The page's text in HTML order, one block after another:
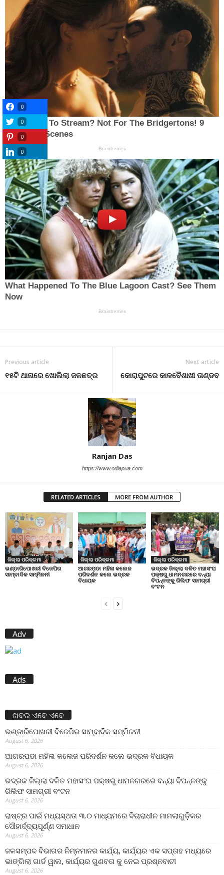
Previous article
୧୫ଟି ଥାନାରେ ଖୋଲିଲା ଜଳଛତ୍ର
Next article
କୋରାପୁଟରେ କାଳବୈଶାଖୀ ତାଣ୍ଡବ
Ranjan Das
https://www.odiapua.com
RELATED ARTICLES MORE FROM AUTHOR
ଜିଲ୍ଲା ପରିକ୍ରମା
ଭଣ୍ଡାରିପୋଖରୀ ବିଜେପିର
ସାମ୍ବାଦିକ ସମ୍ମିଳନୀ
ଜିଲ୍ଲା ପରିକ୍ରମା
ଆଗରପଡା ମହିଳା କଲେଜ
ପରିଦର୍ଶନ କଲେ ଭଦ୍ରକ
ବିଧାୟକ
ଜିଲ୍ଲା ପରିକ୍ରମା
ଭଦ୍ରକ ଜିଲ୍ଲା ଦଳିତ ମହାସଂଘ
ପକ୍ଷରୁ ଧାମନଗରରେ ବନ୍ୟା
ବିପନ୍ନଙ୍କୁ ରିଲିଫ ସାମଗ୍ରୀ
ବଂଟନ
Adv
Ads
ଖବର ଏବେ ଏବେ
ଭଣ୍ଡାରିପୋଖରୀ ବିଜେପିର ସାମ୍ବାଦିକ ସମ୍ମିଳନୀ
August 6, 2026
ଆଗରପଡା ମହିଳା କଲେଜ ପରିଦର୍ଶନ କଲେ ଭଦ୍ରକ ବିଧାୟକ
August 6, 2026
ଭଦ୍ରକ ଜିଲ୍ଲା ଦଳିତ ମହାସଂଘ ପକ୍ଷରୁ ଧାମନଗରରେ ବନ୍ୟା ବିପନ୍ନଙ୍କୁ
ରିଲିଫ ସାମଗ୍ରୀ ବଂଟନ
August 6, 2026
ରାଷ୍ଟ୍ର ପାଇଁ ମଧ୍ୟସ୍ଥତା ୩.୦ ମାଧ୍ୟମରେ ବିଚାରାଧୀନ ମାମଲାଗୁଡ଼ିକର
ସୌହାର୍ଦ୍ଦ୍ୟପୂର୍ଣ୍ଣ ସମାଧାନ
August 6, 2026
ଜଳସମ୍ପଦ ବିଭାଗର ନିମ୍ନମାନର କାର୍ଯ୍ୟ, କାର୍ଯ୍ୟର ଏକ ସପ୍ତାହ ମଧ୍ୟରେ
ଭାଙ୍ଗିଲା ଗାର୍ଡ ୱାଲ, କାର୍ଯ୍ୟର ଗୁଣବତା କୁ ନେଇ ପ୍ରଶ୍ନବାଚୀ
August 6, 2026
0
0
0
0